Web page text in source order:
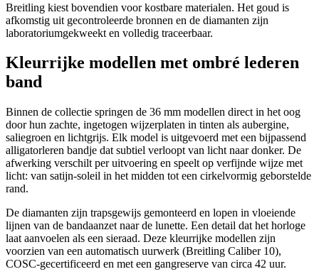
Breitling kiest bovendien voor kostbare materialen. Het goud is
afkomstig uit gecontroleerde bronnen en de diamanten zijn
laboratoriumgekweekt en volledig traceerbaar.
Kleurrijke modellen met ombré lederen
band
Binnen de collectie springen de 36 mm modellen direct in het oog
door hun zachte, ingetogen wijzerplaten in tinten als aubergine,
saliegroen en lichtgrijs. Elk model is uitgevoerd met een bijpassend
alligatorleren bandje dat subtiel verloopt van licht naar donker. De
afwerking verschilt per uitvoering en speelt op verfijnde wijze met
licht: van satijn-soleil in het midden tot een cirkelvormig geborstelde
rand.
De diamanten zijn trapsgewijs gemonteerd en lopen in vloeiende
lijnen van de bandaanzet naar de lunette. Een detail dat het horloge
laat aanvoelen als een sieraad. Deze kleurrijke modellen zijn
voorzien van een automatisch uurwerk (Breitling Caliber 10),
COSC-gecertificeerd en met een gangreserve van circa 42 uur.